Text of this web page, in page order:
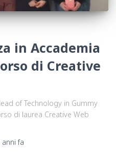
in Accademia
di Creative
of Technology in Gummy
di laurea Creative Web
anni fa